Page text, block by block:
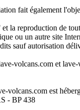
fait également
la reproduction de
ou un autre site
sauf autorisation
volcans.com et lave-
volcans.com est
- BP 438